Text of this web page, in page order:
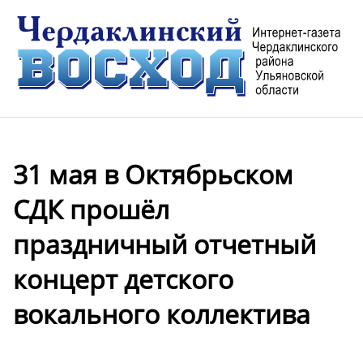
31 мая в Октябрьском
СДК прошёл
праздничный отчетный
концерт детского
вокального коллектива